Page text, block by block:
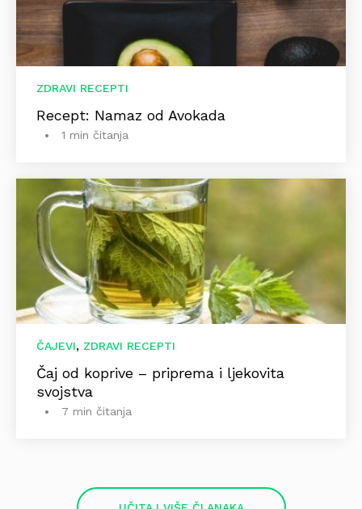
ZDRAVI RECEPTI
Recept: Namaz od Avokada
1 min čitanja
ČAJEVI, ZDRAVI RECEPTI
Čaj od koprive – priprema i ljekovita
svojstva
7 min čitanja